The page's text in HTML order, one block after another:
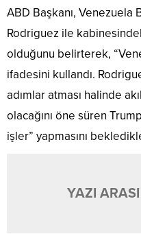
ABD Başkanı, Venezuela
Rodriguez ile
olduğunu belirterek,
ifadesini kullandı.
adımlar atması halinde
olacağını öne süren
işler” yapmasını
YAZI